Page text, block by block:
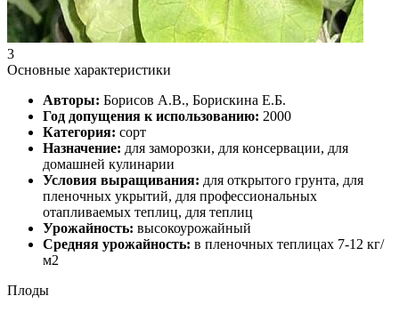
3
Основные характеристики
Авторы: Борисов А.В., Борискина Е.Б.
Год допущения к использованию: 2000
Категория: сорт
Назначение: для заморозки, для консервации, для
домашней кулинарии
Условия выращивания: для открытого грунта, для
пленочных укрытий, для профессиональных
отапливаемых теплиц, для теплиц
Урожайность: высокоурожайный
Средняя урожайность: в пленочных теплицах 7-12 кг/
м2
Плоды